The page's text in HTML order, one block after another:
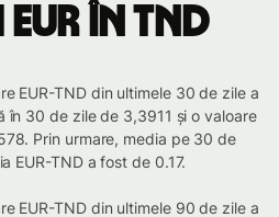
în TND
EUR-TND din ultimele 30 de zile a
în 30 de zile de 3,3911 și o valoare
Prin urmare, media pe 30 de
EUR-TND a fost de 0.17.
EUR-TND din ultimele 90 de zile a